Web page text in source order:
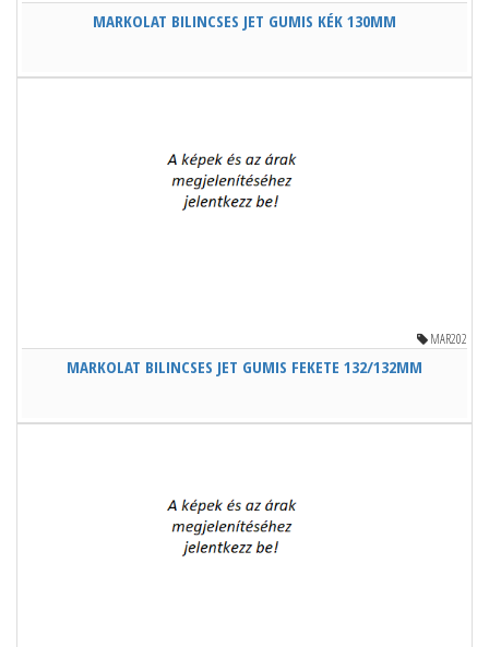
MARKOLAT BILINCSES JET GUMIS KÉK 130MM
MAR202
MARKOLAT BILINCSES JET GUMIS FEKETE 132/132MM